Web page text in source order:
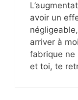
avoir un
arriver à
fabrique ne
et toi, te